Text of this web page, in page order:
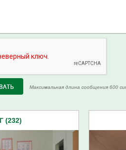
Максимальная длина сообщения 600
(232)